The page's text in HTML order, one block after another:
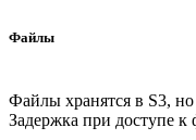
Файлы
Файлы хранятся в S3,
Задержка при доступе к